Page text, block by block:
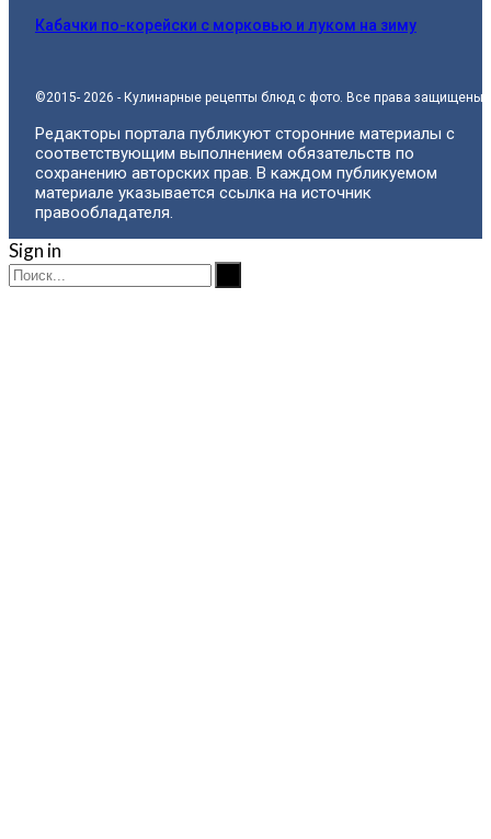
Кабачки по-корейски с морковью и луком на зиму
©2015- 2026 - Кулинарные рецепты блюд с фото. Все права защищены.
Редакторы портала публикуют сторонние материалы с
соответствующим выполнением обязательств по
сохранению авторских прав. В каждом публикуемом
материале указывается ссылка на источник
правообладателя.
Sign in